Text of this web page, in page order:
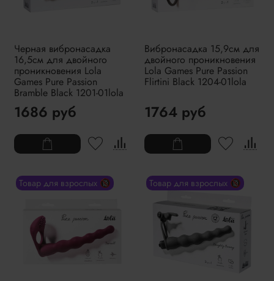
Черная вибронасадка
16,5см для двойного
проникновения Lola
Games Pure Passion
Bramble Black 1201-01lola
1686 руб
Вибронасадка 15,9см для
двойного проникновения
Lola Games Pure Passion
Flirtini Black 1204-01lola
1764 руб
Товар для взрослых 🔞 Товар для взрослых 🔞